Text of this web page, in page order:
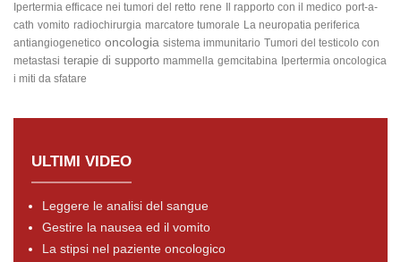
Ipertermia efficace nei tumori del retto rene Il rapporto con il medico port-a-
cath vomito radiochirurgia marcatore tumorale La neuropatia periferica
antiangiogenetico oncologia sistema immunitario Tumori del testicolo con
metastasi terapie di supporto mammella gemcitabina Ipertermia oncologica
i miti da sfatare
ULTIMI VIDEO
Leggere le analisi del sangue
Gestire la nausea ed il vomito
La stipsi nel paziente oncologico